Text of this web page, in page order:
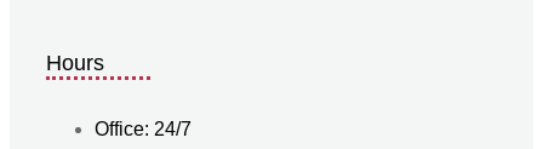
Hours
Office: 24/7